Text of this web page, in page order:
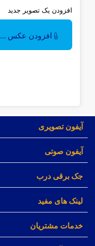
افزودن یک تصویر جدید
افزودن عکس ...
آیفون تصویری
آیفون صوتی
جک برقی درب
لینک های مفید
خدمات مشتریان